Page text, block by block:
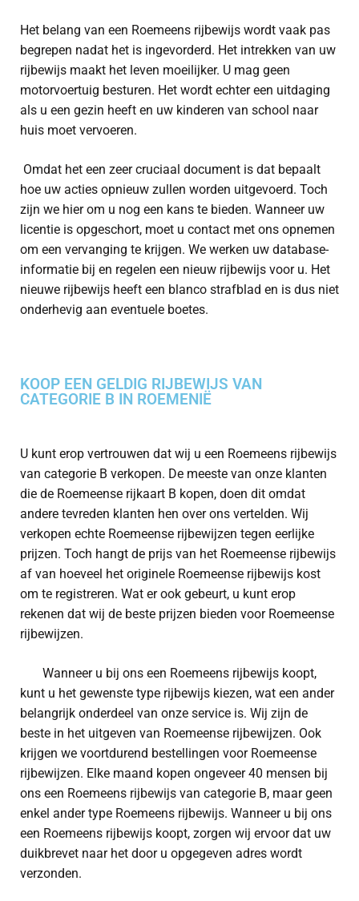
Het belang van een Roemeens rijbewijs wordt vaak pas
begrepen nadat het is ingevorderd. Het intrekken van uw
rijbewijs maakt het leven moeilijker. U mag geen
motorvoertuig besturen. Het wordt echter een uitdaging
als u een gezin heeft en uw kinderen van school naar
huis moet vervoeren.
Omdat het een zeer cruciaal document is dat bepaalt
hoe uw acties opnieuw zullen worden uitgevoerd. Toch
zijn we hier om u nog een kans te bieden. Wanneer uw
licentie is opgeschort, moet u contact met ons opnemen
om een vervanging te krijgen. We werken uw database-
informatie bij en regelen een nieuw rijbewijs voor u. Het
nieuwe rijbewijs heeft een blanco strafblad en is dus niet
onderhevig aan eventuele boetes.
KOOP EEN GELDIG RIJBEWIJS VAN
CATEGORIE B IN ROEMENIË
U kunt erop vertrouwen dat wij u een Roemeens rijbewijs
van categorie B verkopen. De meeste van onze klanten
die de Roemeense rijkaart B kopen, doen dit omdat
andere tevreden klanten hen over ons vertelden. Wij
verkopen echte Roemeense rijbewijzen tegen eerlijke
prijzen. Toch hangt de prijs van het Roemeense rijbewijs
af van hoeveel het originele Roemeense rijbewijs kost
om te registreren. Wat er ook gebeurt, u kunt erop
rekenen dat wij de beste prijzen bieden voor Roemeense
rijbewijzen.
Wanneer u bij ons een Roemeens rijbewijs koopt,
kunt u het gewenste type rijbewijs kiezen, wat een ander
belangrijk onderdeel van onze service is. Wij zijn de
beste in het uitgeven van Roemeense rijbewijzen. Ook
krijgen we voortdurend bestellingen voor Roemeense
rijbewijzen. Elke maand kopen ongeveer 40 mensen bij
ons een Roemeens rijbewijs van categorie B, maar geen
enkel ander type Roemeens rijbewijs. Wanneer u bij ons
een Roemeens rijbewijs koopt, zorgen wij ervoor dat uw
duikbrevet naar het door u opgegeven adres wordt
verzonden.